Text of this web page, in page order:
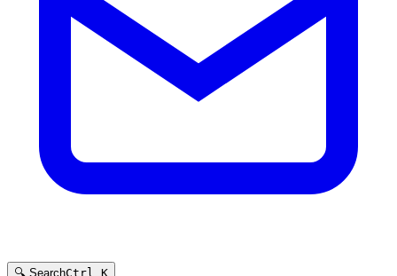
🔍 SearchCtrl K